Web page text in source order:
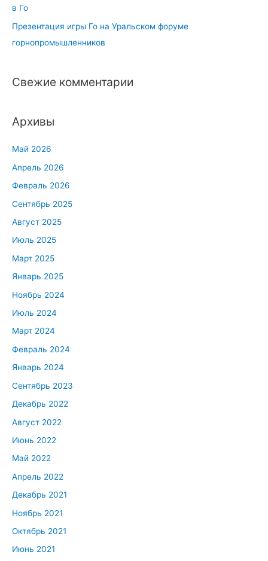
в Го
Презентация игры Го на Уральском форуме
горнопромышленников
Свежие комментарии
Архивы
Май 2026
Апрель 2026
Февраль 2026
Сентябрь 2025
Август 2025
Июль 2025
Март 2025
Январь 2025
Ноябрь 2024
Июль 2024
Март 2024
Февраль 2024
Январь 2024
Сентябрь 2023
Декабрь 2022
Август 2022
Июнь 2022
Май 2022
Апрель 2022
Декабрь 2021
Ноябрь 2021
Октябрь 2021
Июнь 2021